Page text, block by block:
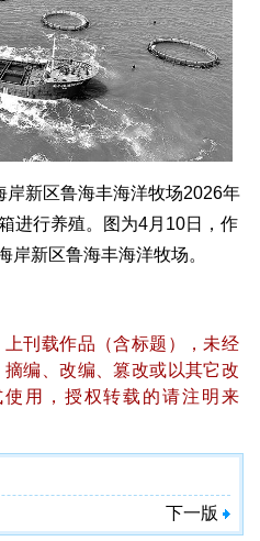
新区鲁海丰海洋牧场2026年
进行养殖。图为4月10日，作
岸新区鲁海丰海洋牧场。
刊载作品（含标题），未经
编、改编、篡改或以其它改
用，授权转载的请注明来
下一版